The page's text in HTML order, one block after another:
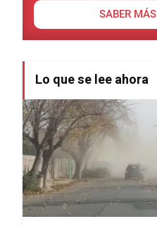
SABER MÁS
Lo que se lee ahora